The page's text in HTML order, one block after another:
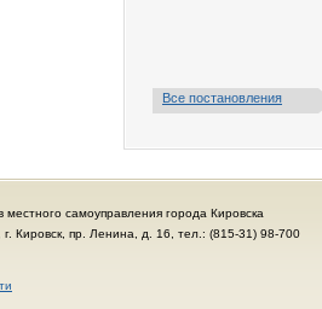
Все постановления
самоуправления города Кировска
Кировск, пр. Ленина, д. 16, тел.: (815-31) 98-700